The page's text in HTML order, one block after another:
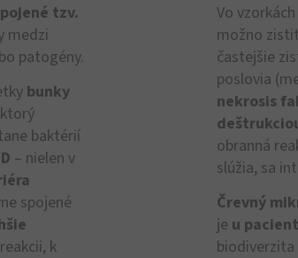
tzv.
medzi
patogény.
bunky
baktérií
– nielen v
spojené
k
Vo
možno zistiť
častejšie
poslovia
nekrosis
obranná
slúžia, sa
Črevný
je u